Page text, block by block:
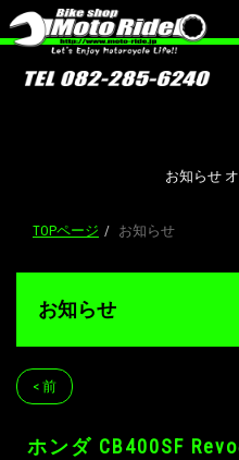
お知らせ オー
TOPページ お知らせ
お知らせ
< 前
ホンダ CB400SF